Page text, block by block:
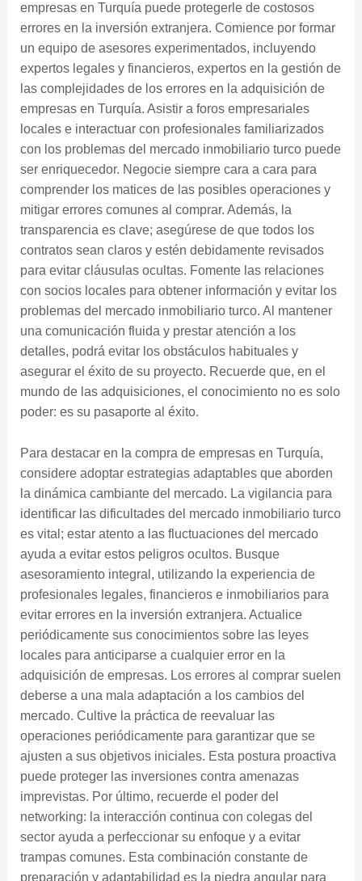
empresas en Turquía puede protegerle de costosos
errores en la inversión extranjera. Comience por formar
un equipo de asesores experimentados, incluyendo
expertos legales y financieros, expertos en la gestión de
las complejidades de los errores en la adquisición de
empresas en Turquía. Asistir a foros empresariales
locales e interactuar con profesionales familiarizados
con los problemas del mercado inmobiliario turco puede
ser enriquecedor. Negocie siempre cara a cara para
comprender los matices de las posibles operaciones y
mitigar errores comunes al comprar. Además, la
transparencia es clave; asegúrese de que todos los
contratos sean claros y estén debidamente revisados ​​
para evitar cláusulas ocultas. Fomente las relaciones
con socios locales para obtener información y evitar los
problemas del mercado inmobiliario turco. Al mantener
una comunicación fluida y prestar atención a los
detalles, podrá evitar los obstáculos habituales y
asegurar el éxito de su proyecto. Recuerde que, en el
mundo de las adquisiciones, el conocimiento no es solo
poder: es su pasaporte al éxito.
Para destacar en la compra de empresas en Turquía,
considere adoptar estrategias adaptables que aborden
la dinámica cambiante del mercado. La vigilancia para
identificar las dificultades del mercado inmobiliario turco
es vital; estar atento a las fluctuaciones del mercado
ayuda a evitar estos peligros ocultos. Busque
asesoramiento integral, utilizando la experiencia de
profesionales legales, financieros e inmobiliarios para
evitar errores en la inversión extranjera. Actualice
periódicamente sus conocimientos sobre las leyes
locales para anticiparse a cualquier error en la
adquisición de empresas. Los errores al comprar suelen
deberse a una mala adaptación a los cambios del
mercado. Cultive la práctica de reevaluar las
operaciones periódicamente para garantizar que se
ajusten a sus objetivos iniciales. Esta postura proactiva
puede proteger las inversiones contra amenazas
imprevistas. Por último, recuerde el poder del
networking: la interacción continua con colegas del
sector ayuda a perfeccionar su enfoque y a evitar
trampas comunes. Esta combinación constante de
preparación y adaptabilidad es la piedra angular para